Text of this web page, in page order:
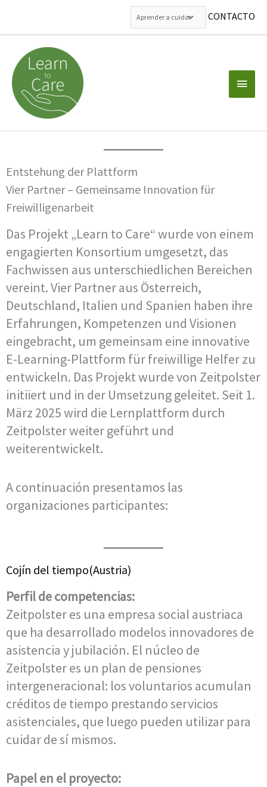
CONTACTO
Inhalt
springen
Entstehung der Plattform
Vier Partner – Gemeinsame Innovation für
Freiwilligenarbeit
Das Projekt „Learn to Care“ wurde von einem
engagierten Konsortium umgesetzt, das
Fachwissen aus unterschiedlichen Bereichen
vereint. Vier Partner aus Österreich,
Deutschland, Italien und Spanien haben ihre
Erfahrungen, Kompetenzen und Visionen
eingebracht, um gemeinsam eine innovative
E-Learning-Plattform für freiwillige Helfer zu
entwickeln. Das Projekt wurde von Zeitpolster
initiiert und in der Umsetzung geleitet. Seit 1.
März 2025 wird die Lernplattform durch
Zeitpolster weiter geführt und
weiterentwickelt.
A continuación presentamos las
organizaciones participantes:
Cojín del tiempo(Austria)
Perfil de competencias:
Zeitpolster es una empresa social austriaca
que ha desarrollado modelos innovadores de
asistencia y jubilación. El núcleo de
Zeitpolster es un plan de pensiones
intergeneracional: los voluntarios acumulan
créditos de tiempo prestando servicios
asistenciales, que luego pueden utilizar para
cuidar de sí mismos.
Papel en el proyecto: